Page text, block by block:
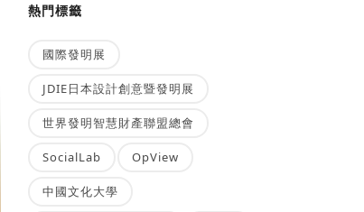
熱門標籤
國際發明展
JDIE日本設計創意暨發明展
世界發明智慧財產聯盟總會
SocialLab OpView
中國文化大學